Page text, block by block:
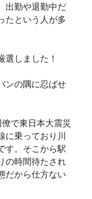
出勤や退勤中だ
たという人が多
選しました！
ンの隅に忍ばせ
で東日本大震災
に乗っており川
す。そこから駅
の時間待たされ
だから仕方ない